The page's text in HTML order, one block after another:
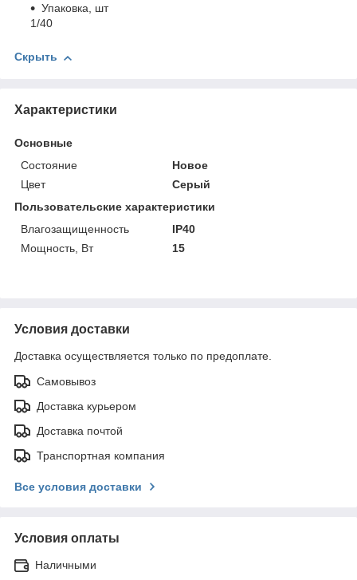
Упаковка, шт
1/40
Скрыть
Характеристики
Основные
Состояние
Новое
Цвет
Серый
Пользовательские характеристики
Влагозащищенность
IP40
Мощность, Вт
15
Условия доставки
Доставка осуществляется только по предоплате.
Самовывоз
Доставка курьером
Доставка почтой
Транспортная компания
Все условия доставки
Условия оплаты
Наличными